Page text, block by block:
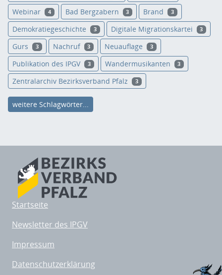
Webinar 4 Bad Bergzabern 3 Brand 3
Demokratiegeschichte 3 Digitale Migrationskartei 3
Gurs 3 Nachruf 3 Neuauflage 3
Publikation des IPGV 3 Wandermusikanten 3
Zentralarchiv Bezirksverband Pfalz 3
weitere Schlagwörter...
Startseite
Newsletter des IPGV
Impressum
Datenschutzerklärung